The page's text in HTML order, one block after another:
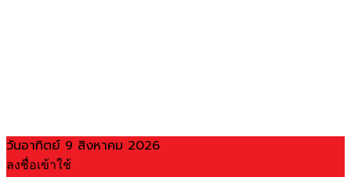
วันอาทิตย์ 9 สิงหาคม 2026
ลงชื่อเข้าใช้